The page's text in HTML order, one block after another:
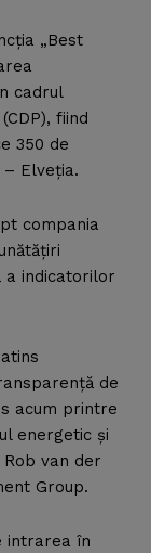
„Best
cadrul
fiind
350 de
– Elveţia.
compania
a indicatorilor
de
acum printre
energetic şi
van der
Group.
intrarea în